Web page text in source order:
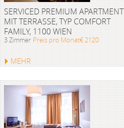
SERVICED PREMIUM APARTMENT
MIT TERRASSE, TYP COMFORT
FAMILY, 1100 WIEN
3 Zimmer Preis pro Monat€ 2120
MEHR